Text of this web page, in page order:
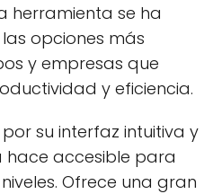
herramienta se ha
opciones más
y empresas que
y eficiencia.
su interfaz intuitiva y
hace accesible para
Ofrece una gran